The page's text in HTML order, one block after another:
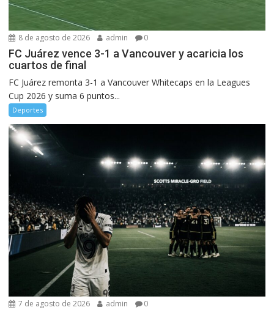
8 de agosto de 2026 admin 0
FC Juárez vence 3-1 a Vancouver y acaricia los
cuartos de final
FC Juárez remonta 3-1 a Vancouver Whitecaps en la Leagues
Cup 2026 y suma 6 puntos...
Deportes
7 de agosto de 2026 admin 0